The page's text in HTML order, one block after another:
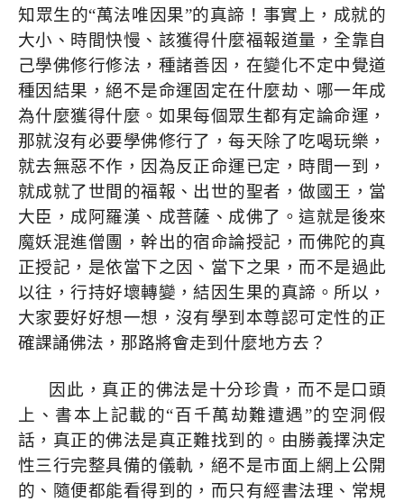
知眾生的“萬法唯因果”的真諦！事實上，成就的
大小、時間快慢、該獲得什麼福報道量，全靠自
己學佛修行修法，種諸善因，在變化不定中覺道
種因結果，絕不是命運固定在什麼劫、哪一年成
為什麼獲得什麼。如果每個眾生都有定論命運，
那就沒有必要學佛修行了，每天除了吃喝玩樂，
就去無惡不作，因為反正命運已定，時間一到，
就成就了世間的福報、出世的聖者，做國王，當
大臣，成阿羅漢、成菩薩、成佛了。這就是後來
魔妖混進僧團，幹出的宿命論授記，而佛陀的真
正授記，是依當下之因、當下之果，而不是過此
以往，行持好壞轉變，結因生果的真諦。所以，
大家要好好想一想，沒有學到本尊認可定性的正
確課誦佛法，那路將會走到什麼地方去？
因此，真正的佛法是十分珍貴，而不是口頭
上、書本上記載的“百千萬劫難遭遇”的空洞假
話，真正的佛法是真正難找到的。由勝義擇決定
性三行完整具備的儀軌，絕不是市面上網上公開
的、隨便都能看得到的，而只有經書法理、常規